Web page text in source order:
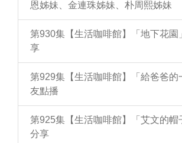
恩姊妹、金連珠姊妹、朴周熙姊妹
第930集【生活咖啡館】「地下花
享
第929集【生活咖啡館】「給爸爸的
友點播
第925集【生活咖啡館】「艾文的
分享